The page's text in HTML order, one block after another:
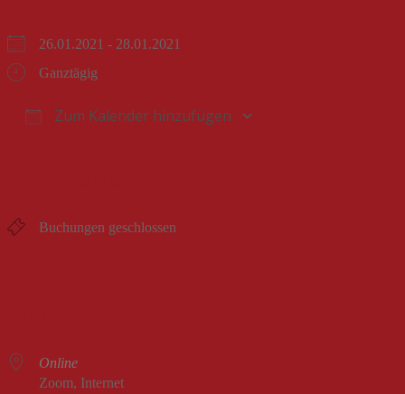
26.01.2021 - 28.01.2021
Ganztägig
Zum Kalender hinzufügen
Buchungen geschlossen
Online
Zoom, Internet